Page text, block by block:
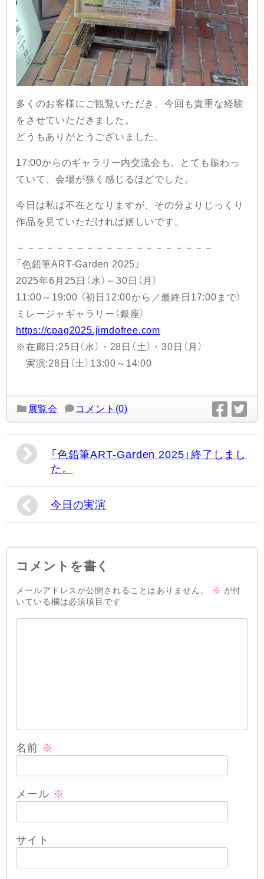
多くのお客様にご観覧いただき、今回も貴重な経験
をさせていただきました。
どうもありがとうございました。
17:00からのギャラリー内交流会も、とても賑わっ
ていて、会場が狭く感じるほどでした。
今日は私は不在となりますが、その分よりじっくり
作品を見ていただければ嬉しいです。
－－－－－－－－－－－－－－－－－－－－
「色鉛筆ART-Garden 2025」
2025年6月25日（水）～30日（月）
11:00～19:00 （初日12:00から／最終日17:00まで）
ミレージャギャラリー（銀座）
https://cpag2025.jimdofree.com
※在廊日:25日（水）・28日（土）・30日（月）
実演:28日（土）13:00～14:00
展覧会 コメント(0)
「色鉛筆ART-Garden 2025」終了しまし
た。
今日の実演
コメントを書く
メールアドレスが公開されることはありません。 ※ が付
いている欄は必須項目です
名前 ※
メール ※
サイト